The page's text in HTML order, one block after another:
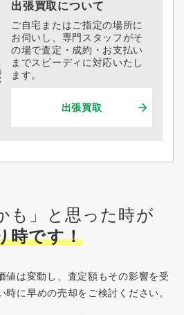
出張買取について
ご自宅またはご指定の場所に
お伺いし、専門スタッフがそ
の場で査定・成約・お支払い
までスピーディに対応いたし
ます。
出張買取
も」と思った時が
時です！
値は変動し、査定額もその影響を受
時に早めの売却をご検討ください。